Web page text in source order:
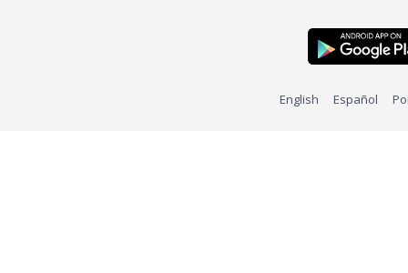
English Español